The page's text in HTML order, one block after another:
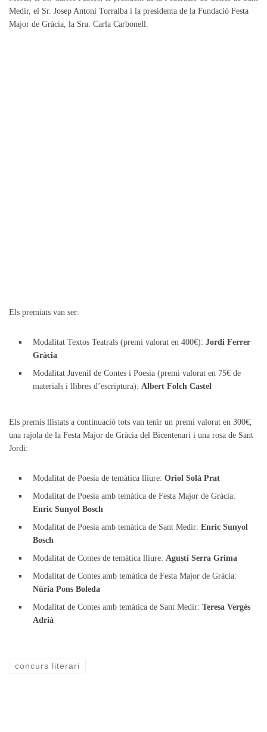
Medir, el Sr. Josep Antoni Torralba i la presidenta de la Fundació Festa
Major de Gràcia, la Sra. Carla Carbonell.
Els premiats van ser:
Modalitat Textos Teatrals (premi valorat en 400€): Jordi Ferrer
Gràcia
Modalitat Juvenil de Contes i Poesia (premi valorat en 75€ de
materials i llibres d’escriptura): Albert Folch Castel
Els premis llistats a continuació tots van tenir un premi valorat en 300€,
una rajola de la Festa Major de Gràcia del Bicentenari i una rosa de Sant
Jordi:
Modalitat de Poesia de temàtica lliure: Oriol Solà Prat
Modalitat de Poesia amb temàtica de Festa Major de Gràcia:
Enric Sunyol Bosch
Modalitat de Poesia amb temàtica de Sant Medir: Enric Sunyol
Bosch
Modalitat de Contes de temàtica lliure: Agustí Serra Grima
Modalitat de Contes amb temàtica de Festa Major de Gràcia:
Núria Pons Boleda
Modalitat de Contes amb temàtica de Sant Medir: Teresa Vergés
Adrià
concurs literari